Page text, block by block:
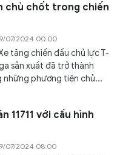
chủ chốt trong chiến
07/2024 00:00
tăng chiến đấu chủ lực T-
sản xuất đã trở thành
phương tiện chủ...
11711 với cấu hình
07/2024 08:00